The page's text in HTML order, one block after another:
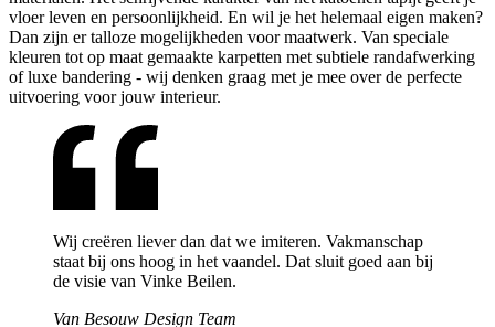
vloer leven en persoonlijkheid. En wil je het helemaal eigen maken?
Dan zijn er talloze mogelijkheden voor maatwerk. Van speciale
kleuren tot op maat gemaakte karpetten met subtiele randafwerking
of luxe bandering - wij denken graag met je mee over de perfecte
uitvoering voor jouw interieur.
Wij creëren liever dan dat we imiteren. Vakmanschap
staat bij ons hoog in het vaandel. Dat sluit goed aan bij
de visie van Vinke Beilen.
Van Besouw Design Team